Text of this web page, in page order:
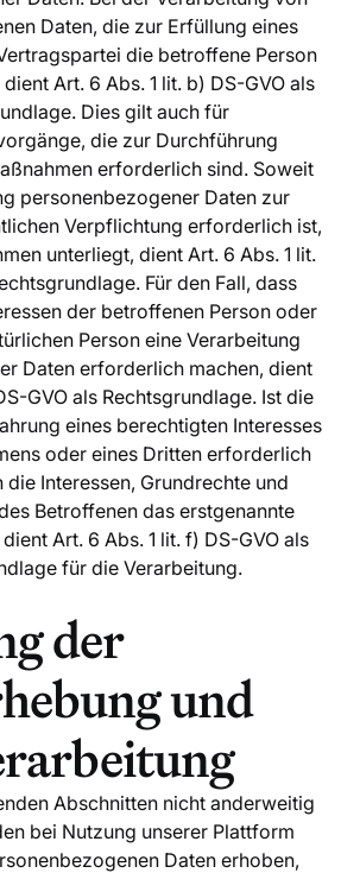
Daten, die zur Erfüllung eines
die betroffene Person
Art. 6 Abs. 1 lit. b) DS-GVO als
Dies gilt auch für
die zur Durchführung
erforderlich sind. Soweit
personenbezogener Daten zur
Verpflichtung erforderlich ist,
unterliegt, dient Art. 6 Abs. 1 lit.
Für den Fall, dass
der betroffenen Person oder
Person eine Verarbeitung
Daten erforderlich machen, dient
GVO als Rechtsgrundlage. Ist die
eines berechtigten Interesses
oder eines Dritten erforderlich
Interessen, Grundrechte und
Betroffenen das erstgenannte
Art. 6 Abs. 1 lit. f) DS-GVO als
für die Verarbeitung.
der
und
Abschnitten nicht anderweitig
bei Nutzung unserer Plattform
Daten erhoben,